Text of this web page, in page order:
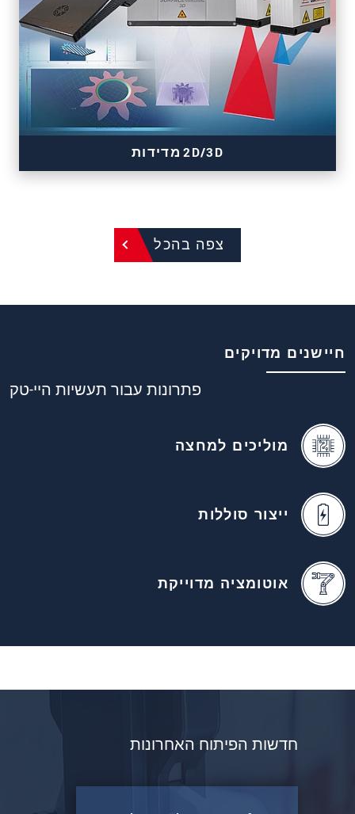
Sensors for color, tilt, presence & temperature
2D/3D מדידות
צפה בהכל
חיישנים מדויקים
פתרונות עבור תעשיות היי-טק
מוליכים למחצה
ייצור סוללות
אוטומציה מדוייקת
חדשות הפיתוח האחרונות